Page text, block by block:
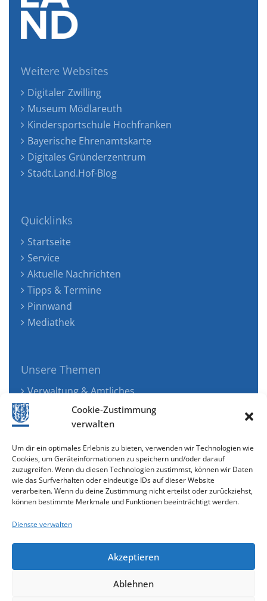
Cookie-Zustimmung
verwalten
Um dir ein optimales Erlebnis zu bieten, verwenden wir Technologien wie
Cookies, um Geräteinformationen zu speichern und/oder darauf
zuzugreifen. Wenn du diesen Technologien zustimmst, können wir Daten
wie das Surfverhalten oder eindeutige IDs auf dieser Website
verarbeiten. Wenn du deine Zustimmung nicht erteilst oder zurückziehst,
können bestimmte Merkmale und Funktionen beeinträchtigt werden.
Dienste verwalten
Akzeptieren
Ablehnen
Weitere Websites
Digitaler Zwilling
Museum Mödlareuth
Kindersportschule Hochfranken
Bayerische Ehrenamtskarte
Digitales Gründerzentrum
Stadt.Land.Hof-Blog
Quicklinks
Startseite
Service
Aktuelle Nachrichten
Tipps & Termine
Pinnwand
Mediathek
Unsere Themen
Verwaltung & Amtliches
Jugend, Familie & Gesundheit
Tourismus, Freizeit & Ökologie
Wirtschaft & Verkehr
Senioren & Inklusion